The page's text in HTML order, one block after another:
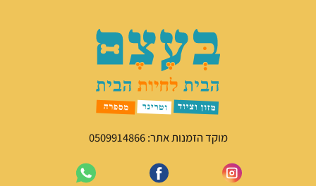
מוקד הזמנות אתר: 0509914866